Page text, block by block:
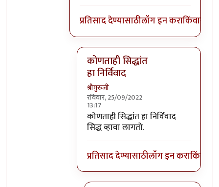
प्रतिसाद देण्यासाठीलॉग इन कराकिंवा
कोणताही सिद्धांत
हा निर्विवाद
श्रीगुरुजी
रविवार, 25/09/2022
13:17
In reply toकसले उदाहरण ?
कोणताही सिद्धांत हा निर्विवाद
सिद्ध व्हावा लागतो.
प्रतिसाद देण्यासाठीलॉग इन कराकिंवा